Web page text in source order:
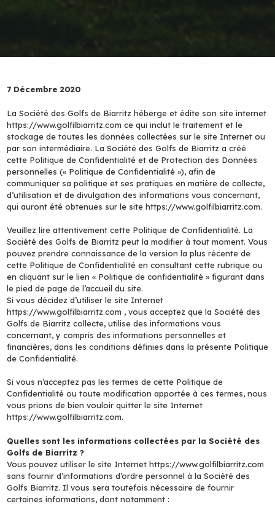
7 Décembre 2020
La Société des Golfs de Biarritz héberge et édite son site internet
https://www.golfilbiarritz.com ce qui inclut le traitement et le
stockage de toutes les données collectées sur le site Internet ou
par son intermédiaire. La Société des Golfs de Biarritz a créé
cette Politique de Confidentialité et de Protection des Données
personnelles (« Politique de Confidentialité »), afin de
communiquer sa politique et ses pratiques en matière de collecte,
d’utilisation et de divulgation des informations vous concernant,
qui auront été obtenues sur le site https://www.golfilbiarritz.com.
Veuillez lire attentivement cette Politique de Confidentialité. La
Société des Golfs de Biarritz peut la modifier à tout moment. Vous
pouvez prendre connaissance de la version la plus récente de
cette Politique de Confidentialité en consultant cette rubrique ou
en cliquant sur le lien « Politique de confidentialité » figurant dans
le pied de page de l’accueil du site.
Si vous décidez d’utiliser le site Internet
https://www.golfilbiarritz.com , vous acceptez que la Société des
Golfs de Biarritz collecte, utilise des informations vous
concernant, y compris des informations personnelles et
financières, dans les conditions définies dans la présente Politique
de Confidentialité.
Si vous n’acceptez pas les termes de cette Politique de
Confidentialité ou toute modification apportée à ces termes, nous
vous prions de bien vouloir quitter le site Internet
https://www.golfilbiarritz.com.
Quelles sont les informations collectées par la Société des
Golfs de Biarritz ?
Vous pouvez utiliser le site Internet https://www.golfilbiarritz.com
sans fournir d’informations d’ordre personnel à la Société des
Golfs Biarritz. Il vous sera toutefois nécessaire de fournir
certaines informations, dont notamment :